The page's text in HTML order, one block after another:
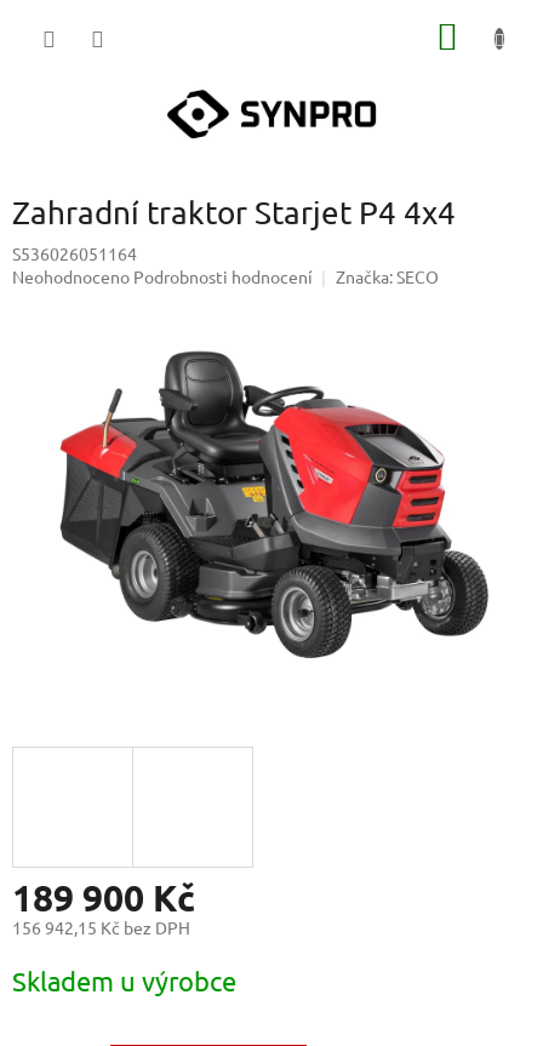
Zahradní traktor Starjet P4 4x4
S536026051164
Průměrné
hvězdiček.
Neohodnoceno Podrobnosti hodnocení Značka:SECO
189 900 Kč
156 942,15 Kč bez DPH
cena:
Skladem u výrobce